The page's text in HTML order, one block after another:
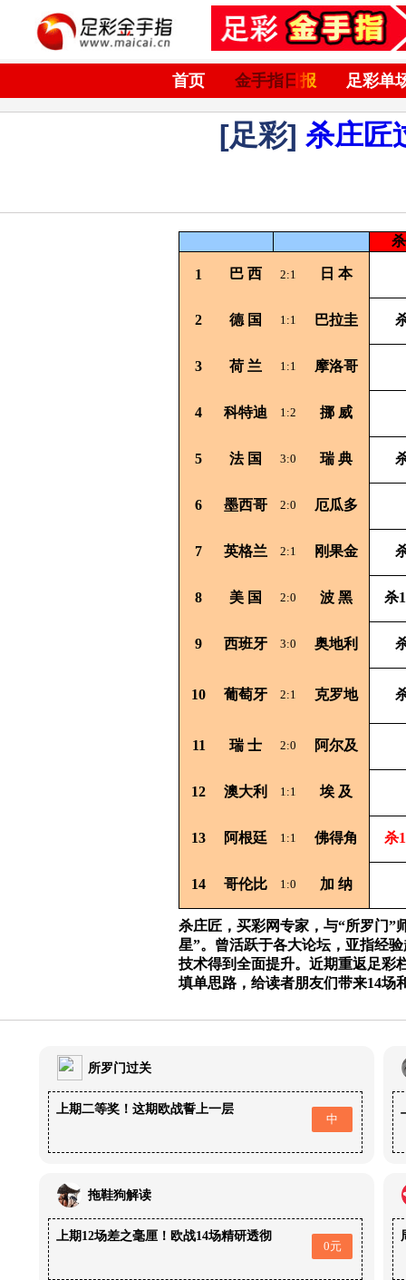
首页 金手指日报 足彩单
[足彩] 杀庄匠
1 巴 西 2:1 日 本
2 德 国 1:1 巴拉圭
3 荷 兰 1:1 摩洛哥
4 科特迪 1:2 挪 威
5 法 国 3:0 瑞典
6 墨西哥 2:0 厄瓜多
7 英格兰 2:1 刚果金
8 美 国 2:0 波 黑 杀
9 西班牙 3:0 奥地利
10 葡萄牙 2:1 克罗地
11 瑞士 2:0 阿尔及
12 澳大利 1:1 埃 及
13 阿根廷 1:1 佛得角 杀
14 哥伦比 1:0 加 纳
杀庄匠，买彩网专家，与“所罗门”
星”。曾活跃于各大论坛，亚指经
技术得到全面提升。近期重返足彩
填单思路，给读者朋友们带来14场
所罗门过关
上期二等奖！这期欧战誓上一层
中
拖鞋狗解读
上期12场差之毫厘！欧战14场精研透彻
0元